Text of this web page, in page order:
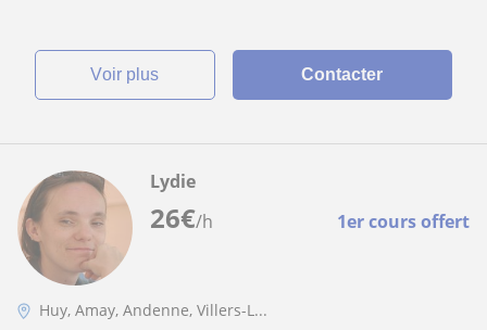
voir plus Contacter
26€/h 1er cours offert
Lydie
Huy, Amay, Andenne, Villers-L...